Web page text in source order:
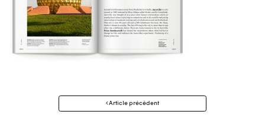
Navigation
Article précédent